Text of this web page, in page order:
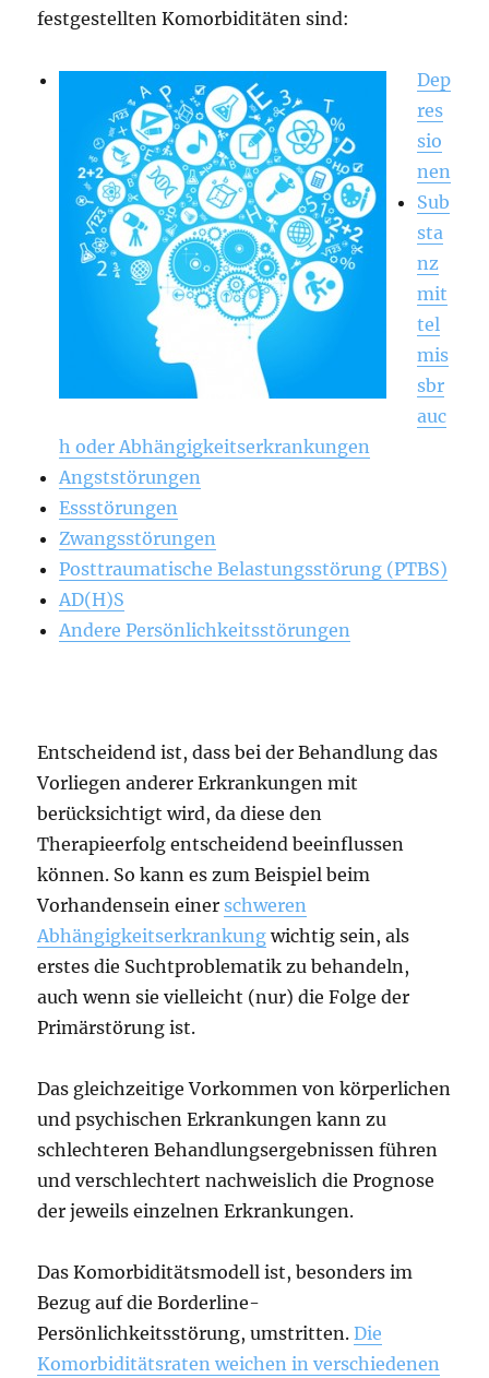
festgestellten Komorbiditäten sind:
Dep
res
sio
nen
Sub
sta
nz
mit
tel
mis
sbr
auc
h oder Abhängigkeitserkrankungen
Angststörungen
Essstörungen
Zwangsstörungen
Posttraumatische Belastungsstörung (PTBS)
AD(H)S
Andere Persönlichkeitsstörungen
Entscheidend ist, dass bei der Behandlung das
Vorliegen anderer Erkrankungen mit
berücksichtigt wird, da diese den
Therapieerfolg entscheidend beeinflussen
können. So kann es zum Beispiel beim
Vorhandensein einer schweren
Abhängigkeitserkrankung wichtig sein, als
erstes die Suchtproblematik zu behandeln,
auch wenn sie vielleicht (nur) die Folge der
Primärstörung ist.
Das gleichzeitige Vorkommen von körperlichen
und psychischen Erkrankungen kann zu
schlechteren Behandlungsergebnissen führen
und verschlechtert nachweislich die Prognose
der jeweils einzelnen Erkrankungen.
Das Komorbiditätsmodell ist, besonders im
Bezug auf die Borderline-
Persönlichkeitsstörung, umstritten.Die
Komorbiditätsraten weichen in verschiedenen